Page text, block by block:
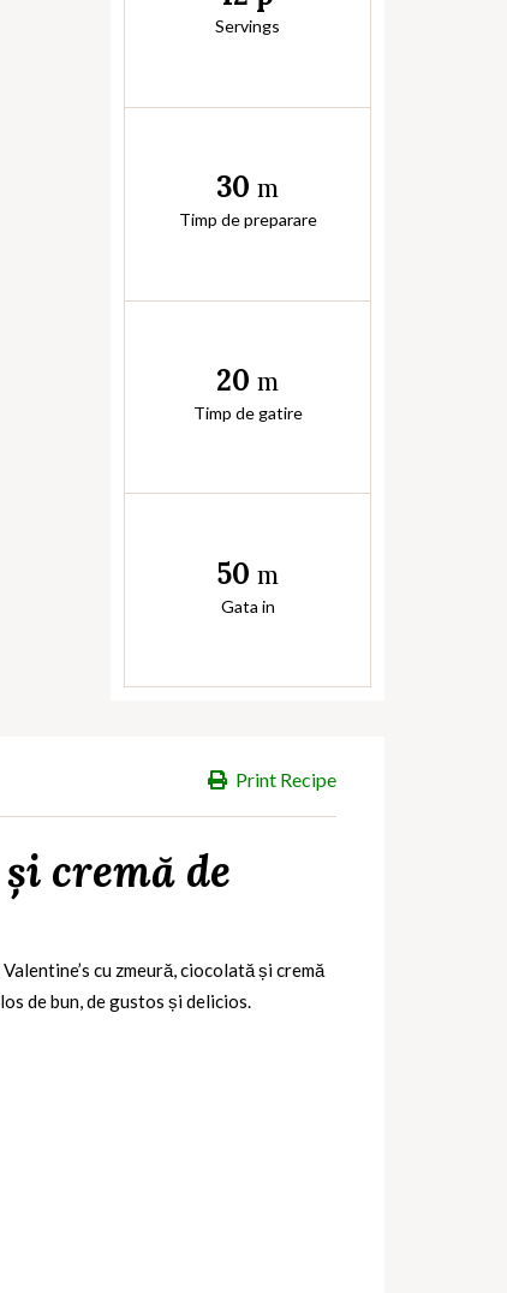
Servings
30 m
Timp de preparare
20 m
Timp de gatire
50 m
Gata in
Print Recipe
cremă de
cu zmeură, ciocolată și cremă
de bun, de gustos și delicios.